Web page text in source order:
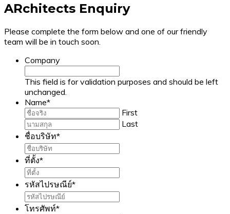
ARchitects Enquiry
Please complete the form below and one of our friendly
team will be in touch soon.
Company
This field is for validation purposes and should be left
unchanged.
Name*
First
Last
ชื่อบริษัท*
ที่ตั้ง*
รหัสไปรษณีย์*
โทรศัพท์*